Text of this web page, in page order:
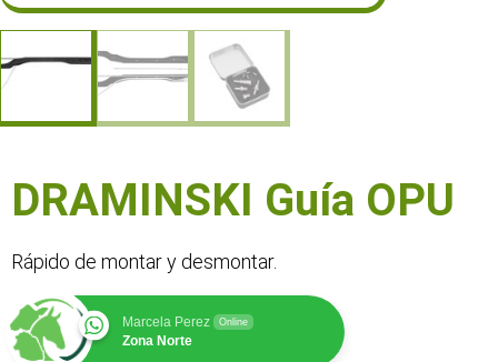
DRAMINSKI Guía OPU
Rápido de montar y desmontar.
Marcela Perez Online
Zona Norte